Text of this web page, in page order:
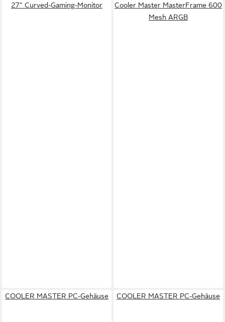
27" Curved-Gaming-Monitor
Cooler Master MasterFrame 600
Mesh ARGB
COOLER MASTER PC-Gehäuse COOLER MASTER PC-Gehäuse